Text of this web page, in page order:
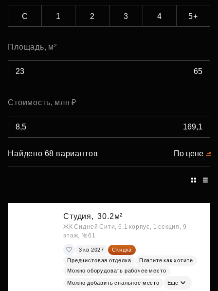
С 1 2 3 4 5+
Площадь, м²
Стоимость, млн ₽
Найдено 68 вариантов По цене
Студия, 30.2м²
ЖК Сидней Сити, 6.1 корпус, 1 секция, 9
этаж, №61
3 кв 2027
Скидка
Предчистовая отделка
Платите как хотите
Можно оборудовать рабочее место
Можно добавить спальное место Ещё